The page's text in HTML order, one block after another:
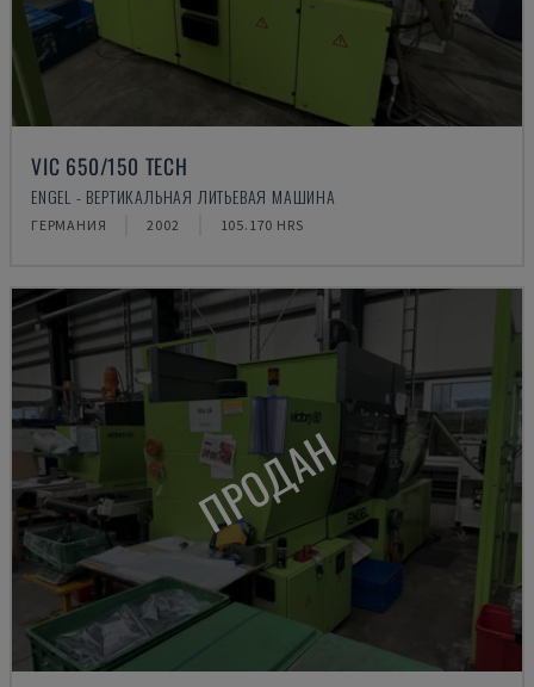
VIC 650/150 TECH
ENGEL - ВЕРТИКАЛЬНАЯ ЛИТЬЕВАЯ МАШИНА
ГЕРМАНИЯ 2002 105.170 HRS
ПРОДАН